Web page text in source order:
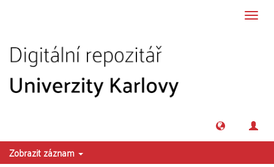
Zobrazit záznam